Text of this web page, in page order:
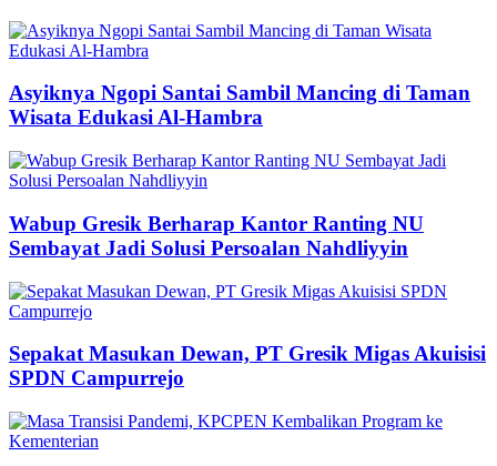
Asyiknya Ngopi Santai Sambil Mancing di Taman
Wisata Edukasi Al-Hambra
Wabup Gresik Berharap Kantor Ranting NU
Sembayat Jadi Solusi Persoalan Nahdliyyin
Sepakat Masukan Dewan, PT Gresik Migas Akuisisi
SPDN Campurrejo